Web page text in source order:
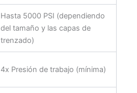
Hasta 5000 PSI (dependiendo
del tamaño y las capas de
trenzado)
4x Presión de trabajo (mínima)